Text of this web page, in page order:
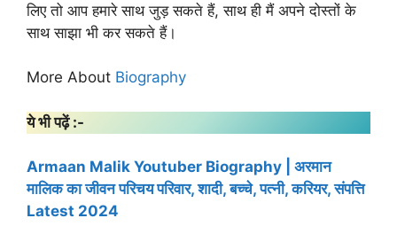
लिए तो आप हमारे साथ जुड़ सकते हैं, साथ ही मैं अपने दोस्तों के
साथ साझा भी कर सकते हैं।
More About Biography
ये भी पढ़ें :-
Armaan Malik Youtuber Biography | अरमान
मालिक का जीवन परिचय परिवार, शादी, बच्चे, पत्नी, करियर, संपत्ति
Latest 2024